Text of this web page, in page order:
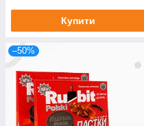
Купити
–50%